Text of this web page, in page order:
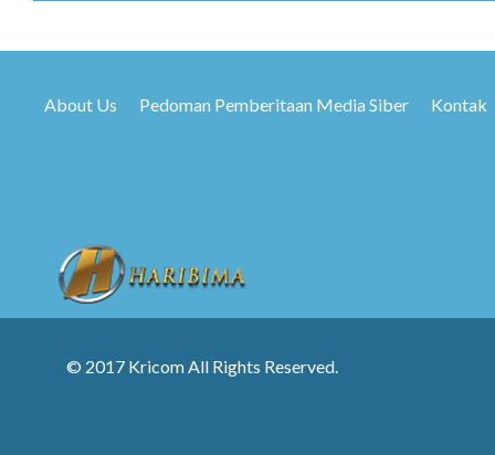
About Us Pedoman Pemberitaan Media Siber Kontak
© 2017 Kricom All Rights Reserved.